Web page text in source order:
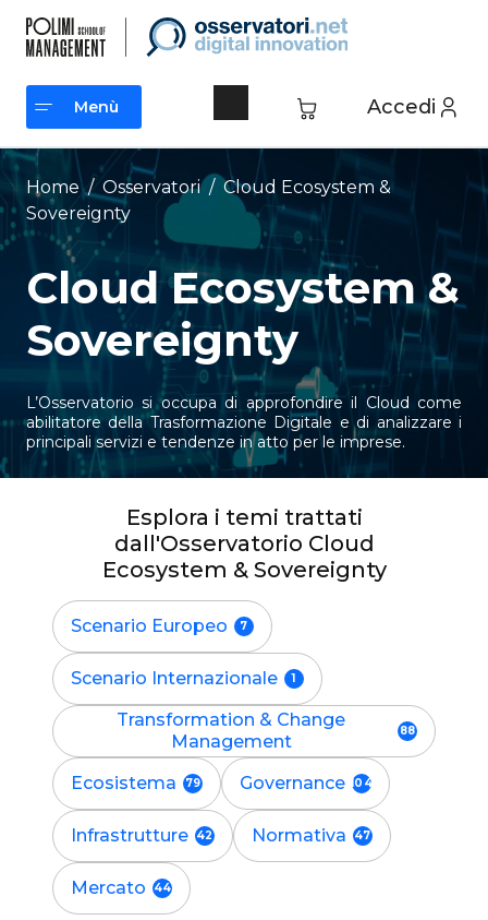
contenuto
Accedi
Menù
Menù
Home/ Osservatori/ Cloud Ecosystem &
Sovereignty
Cloud Ecosystem &
Sovereignty
L’Osservatorio si occupa di approfondire il Cloud come
abilitatore della Trasformazione Digitale e di analizzare i
principali servizi e tendenze in atto per le imprese.
Esplora i temi trattati
dall'Osservatorio Cloud
Ecosystem & Sovereignty
Scenario Europeo
Scenario Internazionale
Transformation & Change
Management
Ecosistema
Governance
Infrastrutture Normativa
Mercato